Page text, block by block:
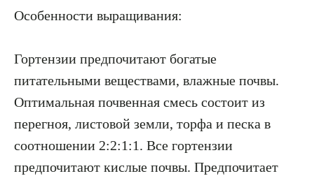
Особенности выращивания:
Гортензии предпочитают богатые
питательными веществами, влажные почвы.
Оптимальная почвенная смесь состоит из
перегноя, листовой земли, торфа и песка в
соотношении 2:2:1:1. Все гортензии
предпочитают кислые почвы. Предпочитает